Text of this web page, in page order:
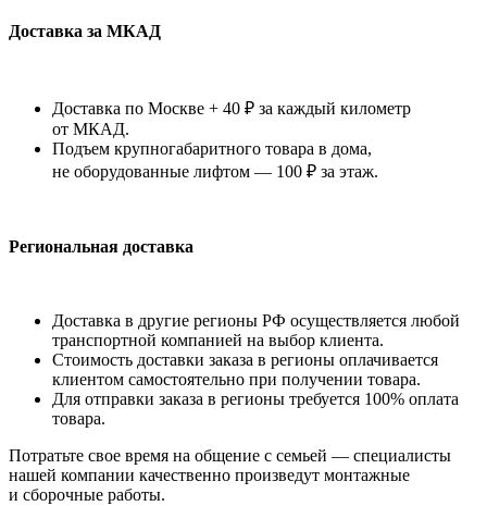
Доставка за МКАД
Доставка по Москве + 40 ₽ за каждый километр
от МКАД.
Подъем крупногабаритного товара в дома,
не оборудованные лифтом — 100 ₽ за этаж.
Региональная доставка
Доставка в другие регионы РФ осуществляется любой
транспортной компанией на выбор клиента.
Стоимость доставки заказа в регионы оплачивается
клиентом самостоятельно при получении товара.
Для отправки заказа в регионы требуется 100% оплата
товара.
Потратьте свое время на общение с семьей — специалисты
нашей компании качественно произведут монтажные
и сборочные работы.